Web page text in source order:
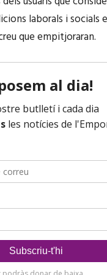
laborals i socials
que empitjoraran.